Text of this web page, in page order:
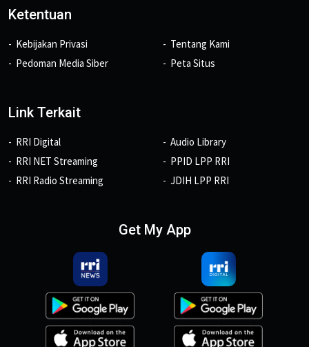
Ketentuan
Kebijakan Privasi
Pedoman Media Siber
Tentang Kami
Peta Situs
Link Terkait
RRI Digital
RRI NET Streaming
RRI Radio Streaming
Audio Library
PPID LPP RRI
JDIH LPP RRI
Get My App